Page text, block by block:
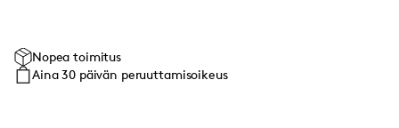
Nopea toimitus
Aina 30 päivän peruuttamisoikeus